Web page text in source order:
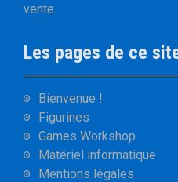
vente.
Les pages de ce
Bienvenue !
Figurines
Games Workshop
Matériel informatique
Mentions légales